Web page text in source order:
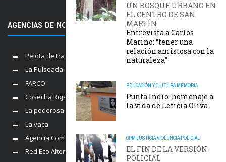
UN BOSQUE URBANO EN
EL CENTRO DE SAN
MARTÍN
Entrevista a Carlos
Mariño: “tener una
relación amistosa con la
naturaleza”
EDUCACIÓN Y CULTURA MEMORIA
Punta Indio: homenaje a
la vida de Leticia Oliva
CPM JUSTICIAVIOLENCIA POLICIAL
EL FIN DE LA VERSIÓN
POLICIAL
AGENCIAS DE NOTICIAS AMIGAS
Pelota de trapo
La Pulseada
FARCO
Cosecha Roja
La poderosa
La vaca
Agencia Comunica
Red Eco Alternativo